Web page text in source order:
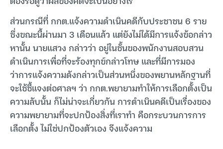
ส่วนกรณีที่ กกต.แจ้งความดำเนินคดีกับประชาชน 6 ราย
ซึ่งขณะนี้ผ่านมา 3 เดือนแล้ว แต่ยังไม่ได้มีการแจ้งข้อกล่าว
หานั้น นายแสวง กล่าวว่า อยู่ในชั้นของพนักงานสอบสวน
ดำเนินการเพื่อที่จะร้องทุกข์กล่าวโทษ และที่มีการมอง
ว่าการแจ้งความดังกล่าวเป็นส่วนหนึ่งของพยานหลักฐานที่
จะใช้ชี้แจงต่อศาลฯ ว่า กกต.พยายามทำให้การเลือกตั้งเป็น
ความลับนั้น ก็ไม่น่าจะเกี่ยวกัน การดำเนินคดีเป็นเรื่องของ
ความพยายามที่จะปกป้องสิ่งที่เราทำ คือกระบวนการการ
เลือกตั้ง ไม่ใช่ปกป้องตัวเอง จึงแจ้งความ